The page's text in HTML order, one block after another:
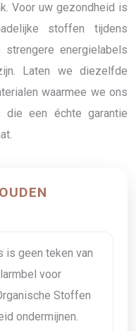
Voor uw gezondheid is
stoffen tijdens
strengere energielabels
Laten we diezelfde
waarmee we ons
die een échte garantie
is geen teken van
voor
Stoffen
ondermijnen.